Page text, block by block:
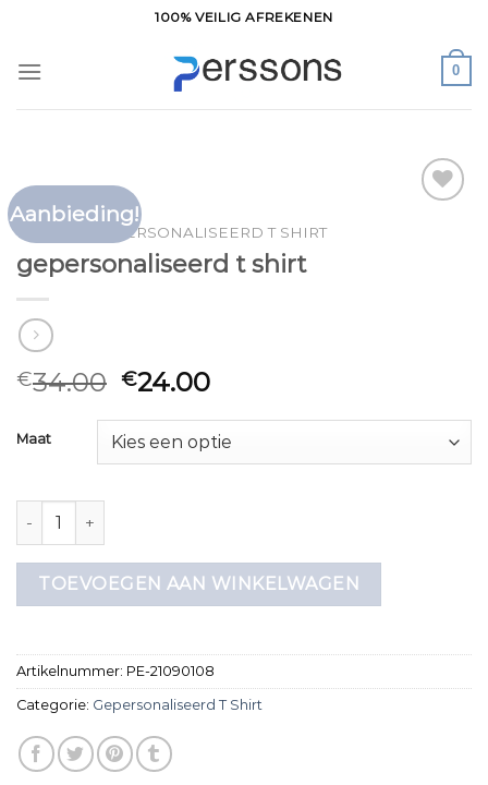
inhoud
100% VEILIG AFREKENEN
0
Aanbieding!
HOME GEPERSONALISEERD T SHIRT
gepersonaliseerd t shirt
€34.00 €24.00
Maat
gepersonaliseerd t shirt aantal
TOEVOEGEN AAN WINKELWAGEN
Artikelnummer: PE-21090108
Categorie: Gepersonaliseerd T Shirt